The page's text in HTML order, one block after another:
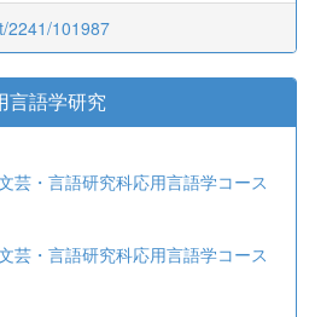
2241/101987
言語学研究
芸・言語研究科応用言語学コース
芸・言語研究科応用言語学コース